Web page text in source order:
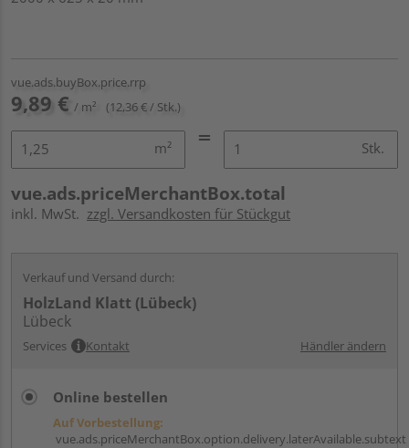
vue.ads.buyBox.price.rrp
9,89 € / m² (12,36 € / Stk.)
m² Stk.
vue.ads.priceMerchantBox.total
inkl. MwSt. zzgl. Versandkosten für Stückgut
Verkauf und Versand durch:
HolzLand Klatt (Lübeck)
Lübeck
Services Kontakt Händler ändern
Online bestellen
Auf Vorbestellung:
vue.ads.priceMerchantBox.option.delivery.laterAvailable.subtext